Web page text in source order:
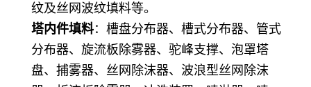
纹及丝网波纹填料等。
塔内件填料：槽盘分布器、槽式分布器、管式
分布器、旋流板除雾器、驼峰支撑、泡罩塔
盘、捕雾器、丝网除沫器、波浪型丝网除沫